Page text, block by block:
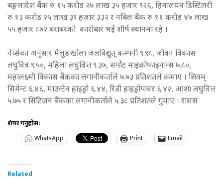
बङ्गलादेश बैंक रु १५ करोड २७ लाख ३५ हजार ९२६, हिमालयन डिस्टिलरी
रु १३ करोड २५ लाख ३९ हजार ३३२ र नबिल बैंक रु ११ करोड ४७ लाख
५५ हजार ८७२ बराबरको कारोबार भई शीर्ष स्थानमा रहे ।
नेप्सेका अनुसार मैलुङखोला जलविद्युत् कम्पनी ९.९८, जीवन विकास
लघुवित्र ९.५०, महिला लघुवित्त ९.३७, सर्पोट माइक्रोफाइनान्स ७.८०,
महालक्ष्मी विकास बैंकका लगानीकर्ताले ७.७३ प्रतिशतले कमाए । शिवम्
सिमेन्ट ६.४६, माउन्टेन हाइड्रो ६.४४, रिडी हाइड्रोपावर ६.४२, आशा लघुवित्त
५.७५ र सिटिजन बैंकका लगानीकर्ताले ५.३८ प्रतिशतले गुमाए । रासस
शेयर गर्नुहोस:
WhatsApp
Print Email
Related